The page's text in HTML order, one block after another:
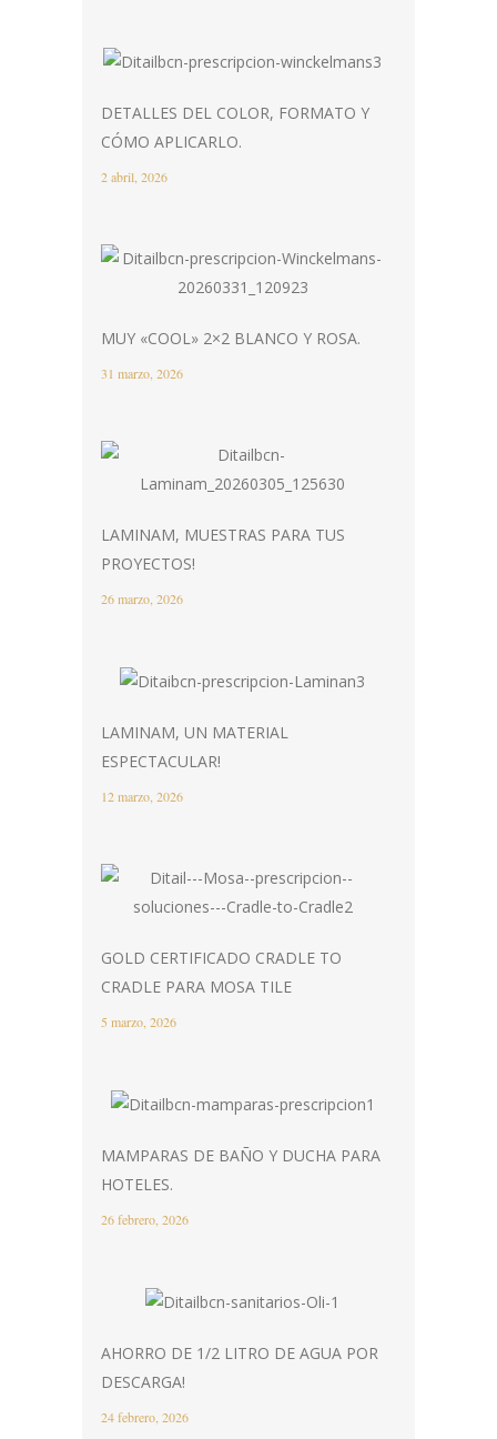
DETALLES DEL COLOR, FORMATO Y
CÓMO APLICARLO.
2 abril, 2026
MUY «COOL» 2×2 BLANCO Y ROSA.
31 marzo, 2026
LAMINAM, MUESTRAS PARA TUS
PROYECTOS!
26 marzo, 2026
LAMINAM, UN MATERIAL
ESPECTACULAR!
12 marzo, 2026
GOLD CERTIFICADO CRADLE TO
CRADLE PARA MOSA TILE
5 marzo, 2026
MAMPARAS DE BAÑO Y DUCHA PARA
HOTELES.
26 febrero, 2026
AHORRO DE 1/2 LITRO DE AGUA POR
DESCARGA!
24 febrero, 2026